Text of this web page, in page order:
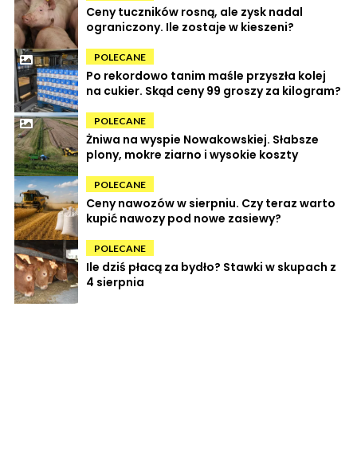
Ceny tuczników rosną, ale zysk nadal
ograniczony. Ile zostaje w kieszeni?
POLECANE
Po rekordowo tanim maśle przyszła kolej
na cukier. Skąd ceny 99 groszy za kilogram?
POLECANE
Żniwa na wyspie Nowakowskiej. Słabsze
plony, mokre ziarno i wysokie koszty
POLECANE
Ceny nawozów w sierpniu. Czy teraz warto
kupić nawozy pod nowe zasiewy?
POLECANE
Ile dziś płacą za bydło? Stawki w skupach z
4 sierpnia